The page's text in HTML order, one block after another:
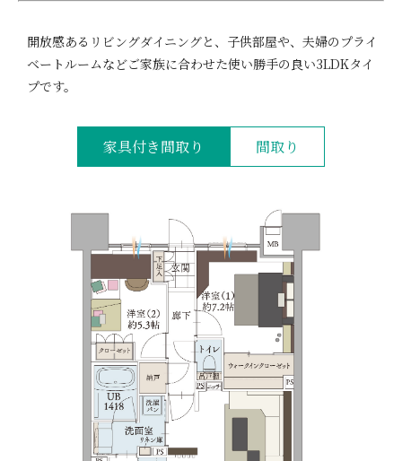
開放感あるリビングダイニングと、子供部屋や、夫婦のプライ
ベートルームなどご家族に合わせた使い勝手の良い3LDKタイ
プです。
家具付き間取り 間取り